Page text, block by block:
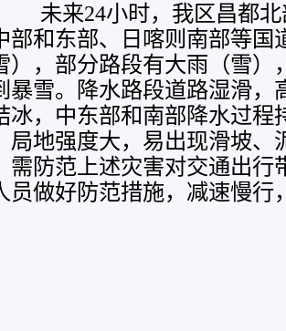
未来24小时，我区昌都北
部和东部、日喀则南部等国
），部分路段有大雨（雪
暴雪。降水路段道路湿滑，
冰，中东部和南部降水过程
局地强度大，易出现滑坡、
需防范上述灾害对交通出行
员做好防范措施，减速慢行